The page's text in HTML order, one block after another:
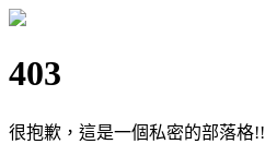
403
很抱歉，這是一個私密的部落格!!